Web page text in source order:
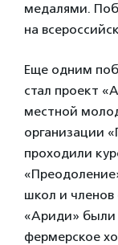
медалями.
на
Еще одним
стал проект
местной
организации
проходили
школ и
«Ариди» были
фермерское